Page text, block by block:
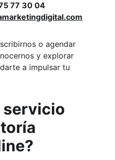
77 30 04
o agendar
y explorar
a impulsar tu
servicio